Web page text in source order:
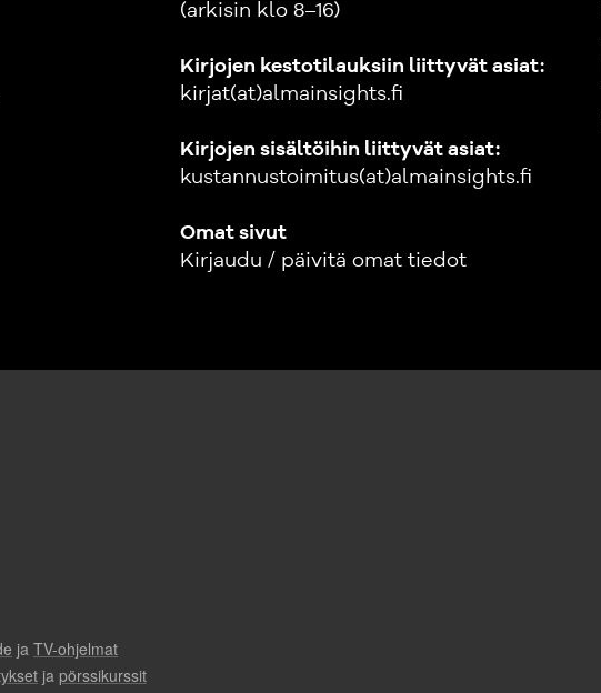
(arkisin klo 8–16)
Kirjojen kestotilauksiin liittyvät asiat:
kirjat(at)almainsights.fi
Kirjojen sisältöihin liittyvät asiat:
kustannustoimitus(at)almainsights.fi
Omat sivut
Kirjaudu / päivitä omat tiedot